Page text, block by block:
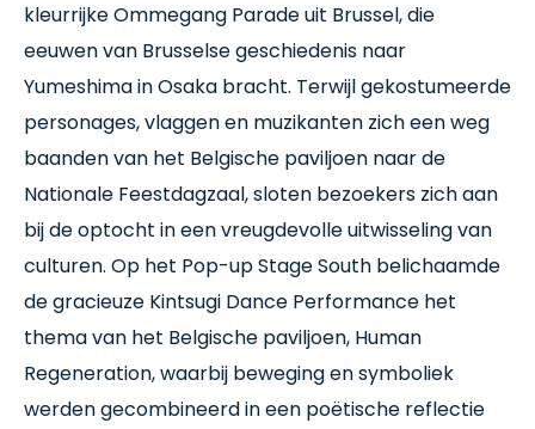
kleurrijke Ommegang Parade uit Brussel, die
eeuwen van Brusselse geschiedenis naar
Yumeshima in Osaka bracht. Terwijl gekostumeerde
personages, vlaggen en muzikanten zich een weg
baanden van het Belgische paviljoen naar de
Nationale Feestdagzaal, sloten bezoekers zich aan
bij de optocht in een vreugdevolle uitwisseling van
culturen. Op het Pop-up Stage South belichaamde
de gracieuze Kintsugi Dance Performance het
thema van het Belgische paviljoen, Human
Regeneration, waarbij beweging en symboliek
werden gecombineerd in een poëtische reflectie